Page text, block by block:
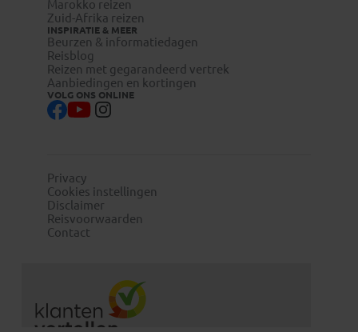
Marokko reizen
Zuid-Afrika reizen
INSPIRATIE & MEER
Beurzen & informatiedagen
Reisblog
Reizen met gegarandeerd vertrek
Aanbiedingen en kortingen
VOLG ONS ONLINE
Privacy
Cookies instellingen
Disclaimer
Reisvoorwaarden
Contact